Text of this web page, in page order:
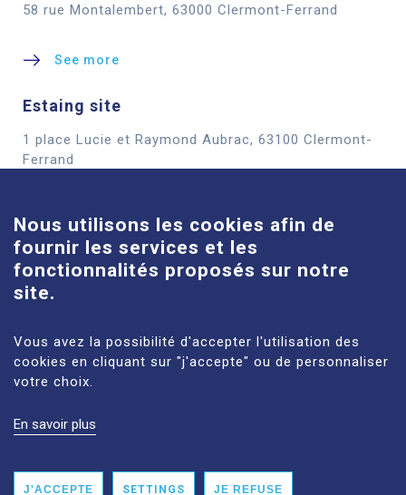
58 rue Montalembert, 63000 Clermont-Ferrand
See more
Estaing site
1 place Lucie et Raymond Aubrac, 63100 Clermont-
Ferrand
Louise-Michel site
61 route de Châteaugay, 63118 Cébazat
See more
LEGAL NOTICES
ACCESSIBILITY: NON‑COMPLIANT
Nous utilisons les cookies afin de
fournir les services et les
fonctionnalités proposés sur notre
site.
Vous avez la possibilité d'accepter l'utilisation des
cookies en cliquant sur "j'accepte" ou de personnaliser
votre choix.
En savoir plus
J'ACCEPTE SETTINGS JE REFUSE